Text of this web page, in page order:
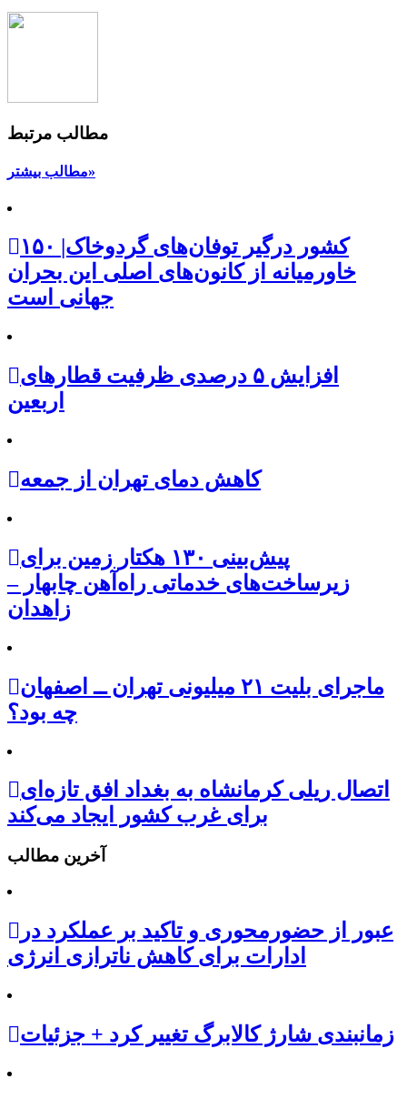
مطالب مرتبط
مطالب بیشتر»
۱۵۰ کشور درگیر توفان‌های گردوخاک|
خاورمیانه از کانون‌های اصلی این بحران
جهانی است
افزایش ۵ درصدی ظرفیت قطارهای
اربعین
کاهش دمای تهران از جمعه
پیش‌بینی ۱۳۰ هکتار زمین برای
زیرساخت‌های خدماتی راه‌آهن چابهار –
زاهدان
ماجرای بلیت ۲۱ میلیونی تهران ــ اصفهان
چه بود؟
اتصال ریلی کرمانشاه به بغداد افق تازه‌ای
برای غرب کشور ایجاد می‌کند
آخرین مطالب
عبور از حضورمحوری و تاکید بر عملکرد در
ادارات برای کاهش ناترازی انرژی
زمانبندی شارژ کالابرگ تغییر کرد + جزئیات